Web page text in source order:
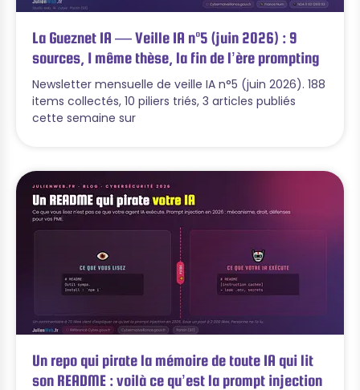
La Gueznet IA — Veille IA n°5 (juin 2026) : 9
sources, 1 même thèse, la fin de l’ère prompting
Newsletter mensuelle de veille IA n°5 (juin 2026). 188
items collectés, 10 piliers triés, 3 articles publiés
cette semaine sur
Un repo qui pirate la mémoire de toute IA qui lit
son README : voilà ce qu’est la prompt injection